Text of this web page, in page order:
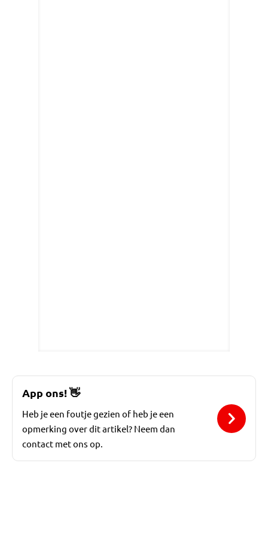
App ons!👋
Heb je een foutje gezien of heb je een
opmerking over dit artikel? Neem dan
contact met ons op.